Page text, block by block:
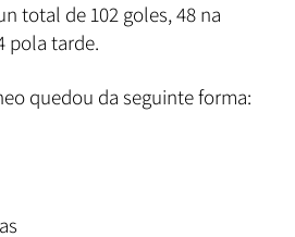
total de 102 goles, 48 na
pola tarde.
quedou da seguinte forma: